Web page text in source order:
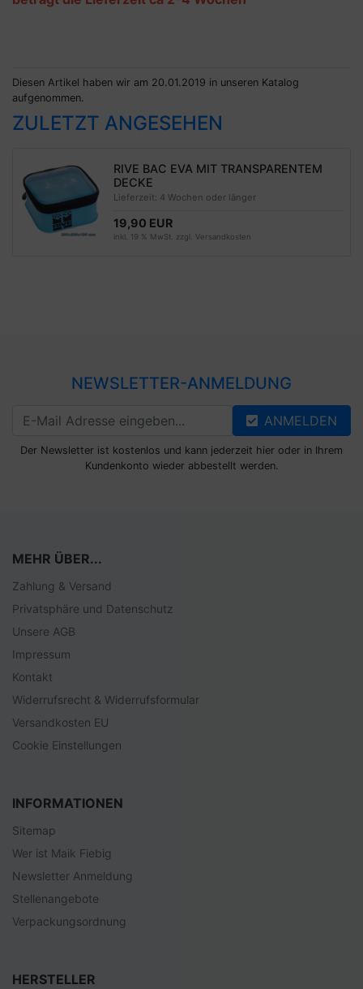
Diesen Artikel haben wir am 20.01.2019 in unseren Katalog
aufgenommen.
ZULETZT ANGESEHEN
RIVE BAC EVA MIT TRANSPARENTEM
DECKE
Lieferzeit: 4 Wochen oder länger
19,90 EUR
inkl. 19 % MwSt. zzgl. Versandkosten
NEWSLETTER-ANMELDUNG
ANMELDEN
Der Newsletter ist kostenlos und kann jederzeit hier oder in Ihrem
Kundenkonto wieder abbestellt werden.
MEHR ÜBER...
Zahlung & Versand
Privatsphäre und Datenschutz
Unsere AGB
Impressum
Kontakt
Widerrufsrecht & Widerrufsformular
Versandkosten EU
Cookie Einstellungen
INFORMATIONEN
Sitemap
Wer ist Maik Fiebig
Newsletter Anmeldung
Stellenangebote
Verpackungsordnung
HERSTELLER